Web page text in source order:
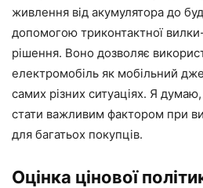
живлення від акумулятора до
допомогою триконтактної
рішення. Воно дозволяє
електромобіль як мобільний
самих різних ситуаціях. Я
стати важливим фактором при
для багатьох покупців.
Оцінка цінової